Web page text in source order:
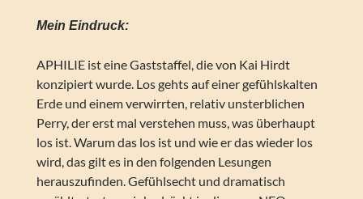
Mein Eindruck:
APHILIE ist eine Gaststaffel, die von Kai Hirdt
konzipiert wurde. Los gehts auf einer gefühlskalten
Erde und einem verwirrten, relativ unsterblichen
Perry, der erst mal verstehen muss, was überhaupt
los ist. Warum das los ist und wie er das wieder los
wird, das gilt es in den folgenden Lesungen
herauszufinden. Gefühlsecht und dramatisch